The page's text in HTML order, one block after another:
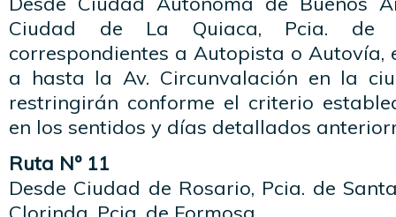
Ciudad de La Quiaca, Pcia. de
correspondientes a Autopista o Autovía,
a hasta la Av. Circunvalación en la
restringirán conforme el criterio
en los sentidos y días detallados
Ruta Nº 11
Desde Ciudad de Rosario, Pcia. de